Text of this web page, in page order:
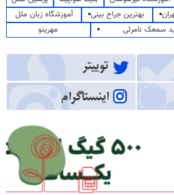
بهترین جراح بینی
آموزشگاه زبان ملل
سمعک نامرئی
مهرینو